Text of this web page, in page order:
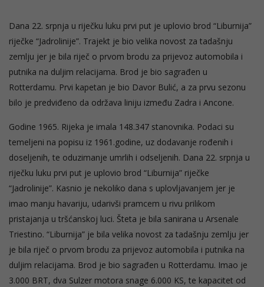
Dana 22. srpnja u riječku luku prvi put je uplovio brod “Liburnija”
riječke “Jadrolinije”. Trajekt je bio velika novost za tadašnju
zemlju jer je bila riječ o prvom brodu za prijevoz automobila i
putnika na duljim relacijama. Brod je bio sagrađen u
Rotterdamu. Prvi kapetan je bio Davor Bulić, a za prvu sezonu
bilo je predviđeno da održava liniju između Zadra i Ancone.
Godine 1965. Rijeka je imala 148.347 stanovnika. Podaci su
temeljeni na popisu iz 1961.godine, uz dodavanje rođenih i
doseljenih, te oduzimanje umrlih i odseljenih. Dana 22. srpnja u
riječku luku prvi put je uplovio brod “Liburnija” riječke
“Jadrolinije”. Kasnio je nekoliko dana s uplovljavanjem jer je
imao manju havariju, udarivši pramcem u rivu prilikom
pristajanja u tršćanskoj luci. Šteta je bila sanirana u Arsenale
Triestino. “Liburnija” je bila velika novost za tadašnju zemlju jer
je bila riječ o prvom brodu za prijevoz automobila i putnika na
duljim relacijama. Brod je bio sagrađen u Rotterdamu. Imao je
3.000 BRT, dva Sulzer motora snage 6.000 KS, te kapacitet od